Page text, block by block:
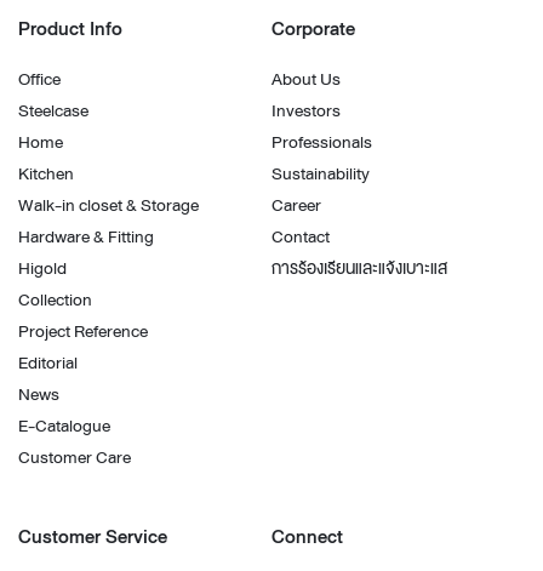
Product Info
Office
Steelcase
Home
Kitchen
Walk-in closet & Storage
Hardware & Fitting
Higold
Collection
Project Reference
Editorial
News
E-Catalogue
Customer Care
Corporate
About Us
Investors
Professionals
Sustainability
Career
Contact
การร้องเรียนและแจ้งเบาะแส
Customer Service Connect